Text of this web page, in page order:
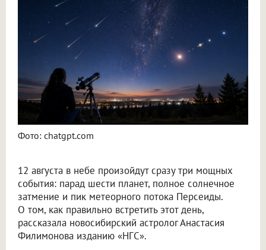
Фото: chatgpt.com
12 августа в небе произойдут сразу три мощных
события: парад шести планет, полное солнечное
затмение и пик метеорного потока Персеиды.
О том, как правильно встретить этот день,
рассказала новосибирский астролог Анастасия
Филимонова изданию «НГС».